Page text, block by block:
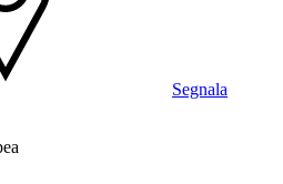
Segnala